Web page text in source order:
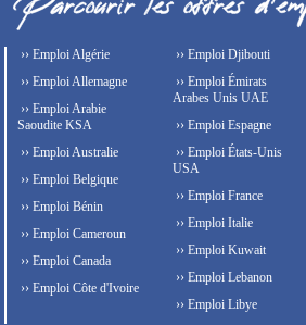
›› Emploi Algérie
›› Emploi Allemagne
›› Emploi Arabie
Saoudite KSA
›› Emploi Australie
›› Emploi Belgique
›› Emploi Bénin
›› Emploi Cameroun
›› Emploi Canada
›› Emploi Côte d'Ivoire
›› Emploi Djibouti
›› Emploi Émirats
Arabes Unis UAE
›› Emploi Espagne
›› Emploi États-Unis
USA
›› Emploi France
›› Emploi Italie
›› Emploi Kuwait
›› Emploi Lebanon
›› Emploi Libye